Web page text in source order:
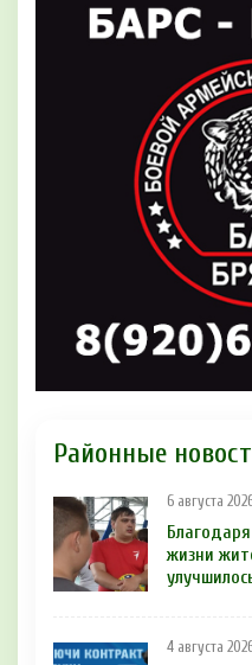
Районные
6 августа
жизни
4 августа